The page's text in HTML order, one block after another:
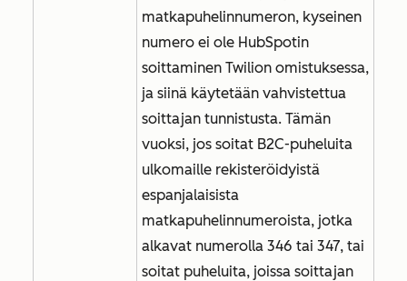
matkapuhelinnumeron, kyseinen
numero ei ole HubSpotin
soittaminen Twilion omistuksessa,
ja siinä käytetään vahvistettua
soittajan tunnistusta. Tämän
vuoksi, jos soitat B2C-puheluita
ulkomaille rekisteröidyistä
espanjalaisista
matkapuhelinnumeroista, jotka
alkavat numerolla 346 tai 347, tai
soitat puheluita, joissa soittajan